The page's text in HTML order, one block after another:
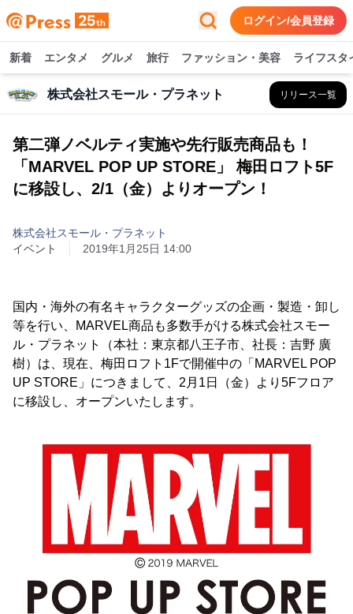
ログイン/会員登録
新着 エンタメ グルメ 旅行 ファッション・美容 ライフスタ
株式会社スモール・プラネット リリース一覧
第二弾ノベルティ実施や先行販売商品も！
「MARVEL POP UP STORE」 梅田ロフト5F
に移設し、2/1（金）よりオープン！
株式会社スモール・プラネット
イベント
2019年1月25日 14:00
国内・海外の有名キャラクターグッズの企画・製造・卸し
等を行い、MARVEL商品も多数手がける株式会社スモー
ル・プラネット（本社：東京都八王子市、社長：吉野 廣
樹）は、現在、梅田ロフト1Fで開催中の「MARVEL POP
UP STORE」につきまして、2月1日（金）より5Fフロア
に移設し、オープンいたします。